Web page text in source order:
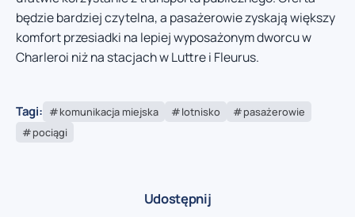
będzie bardziej czytelna, a pasażerowie zyskają większy
komfort przesiadki na lepiej wyposażonym dworcu w
Charleroi niż na stacjach w Luttre i Fleurus.
Tagi: komunikacja miejska lotnisko
pasażerowie
pociągi
Udostępnij